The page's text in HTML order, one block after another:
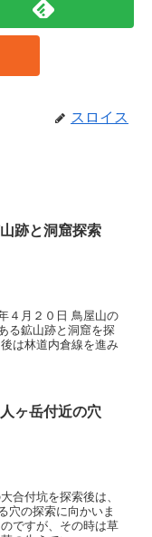
スロイス
跡と洞窟探索
４月２０日 鳥屋山の
る鉱山跡と洞窟を探
は林道内倉線を進み
ヶ岳付近の穴
合付坑を探索後は、
穴の探索に向かいま
ですが、その時は草